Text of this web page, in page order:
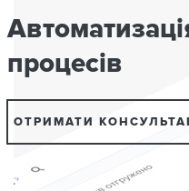
процесів
ОТРИМАТИ